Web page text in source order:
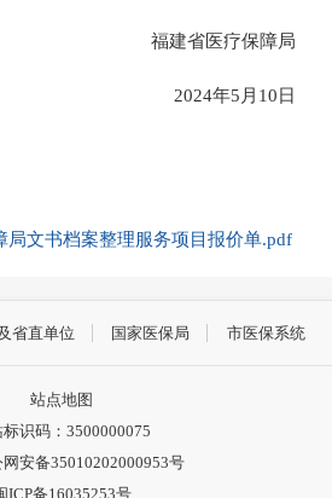
福建省医疗保障局
2024年5月10日
局文书档案整理服务项目报价单.pdf
省直单位 国家医保局 市医保系统
站点地图
标识码：3500000075
网安备35010202000953号
ICP备16035253号